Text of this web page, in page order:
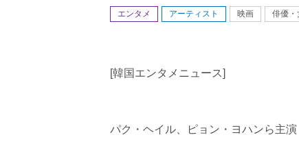
エンタメ アーティスト 映画 俳優・
[韓国エンタメニュース]
パク・ヘイル、ピョン・ヨハンら主